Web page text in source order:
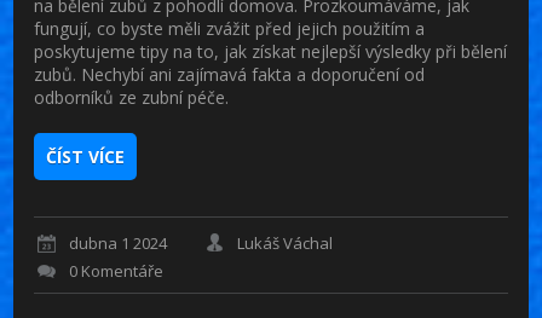
na bělení zubů z pohodlí domova. Prozkoumáváme, jak
fungují, co byste měli zvážit před jejich použitím a
poskytujeme tipy na to, jak získat nejlepší výsledky při bělení
zubů. Nechybí ani zajímavá fakta a doporučení od
odborníků ze zubní péče.
ČÍST VÍCE
dubna 1 2024
Lukáš Váchal
0 Komentáře